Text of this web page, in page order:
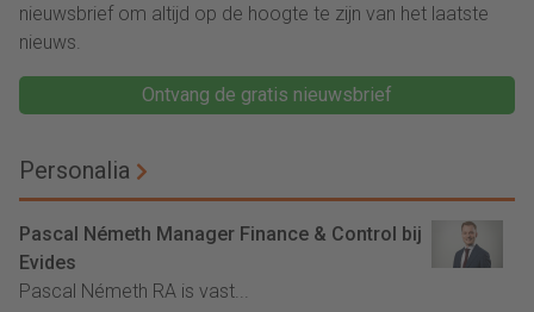
nieuwsbrief om altijd op de hoogte te zijn van het laatste
nieuws.
Ontvang de gratis nieuwsbrief
Personalia
Pascal Németh Manager Finance & Control bij
Evides
Pascal Németh RA is vast...